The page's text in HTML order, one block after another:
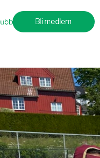
Bli medlem